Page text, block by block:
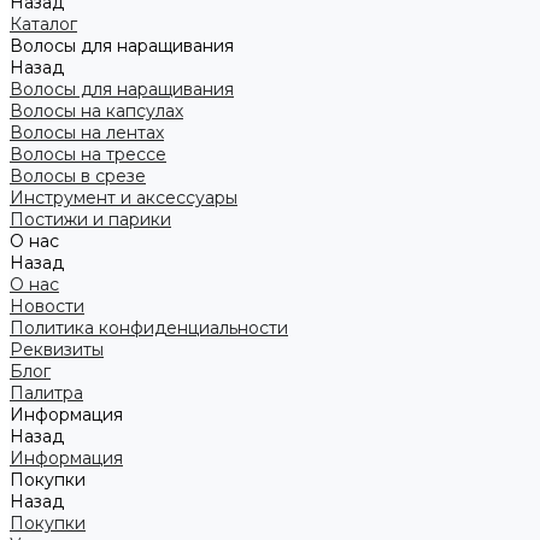
Каталог
Волосы для наращивания
Назад
Волосы для наращивания
Волосы на капсулах
Волосы на лентах
Волосы на трессе
Волосы в срезе
Инструмент и аксессуары
Постижи и парики
О нас
Назад
О нас
Новости
Политика конфиденциальности
Реквизиты
Блог
Палитра
Информация
Назад
Информация
Покупки
Назад
Покупки